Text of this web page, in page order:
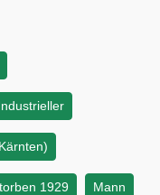
1929 Mann